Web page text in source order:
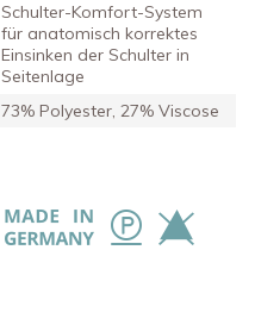
Schulter-Komfort-System
für anatomisch korrektes
Einsinken der Schulter in
Seitenlage
73% Polyester, 27% Viscose